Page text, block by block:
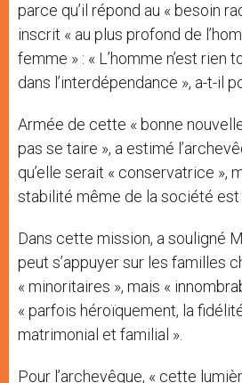
parce qu’il répond au « besoin
inscrit « au plus profond de
femme » : « L’homme n’est rien
dans l’interdépendance », a-t-il
Armée de cette « bonne
pas se taire », a estimé
qu’elle serait « conservatrice »,
stabilité même de la société est
Dans cette mission, a souligné
peut s’appuyer sur les familles
« minoritaires », mais «
« parfois héroïquement, la
matrimonial et familial ».
Pour l’archevêque, « cette